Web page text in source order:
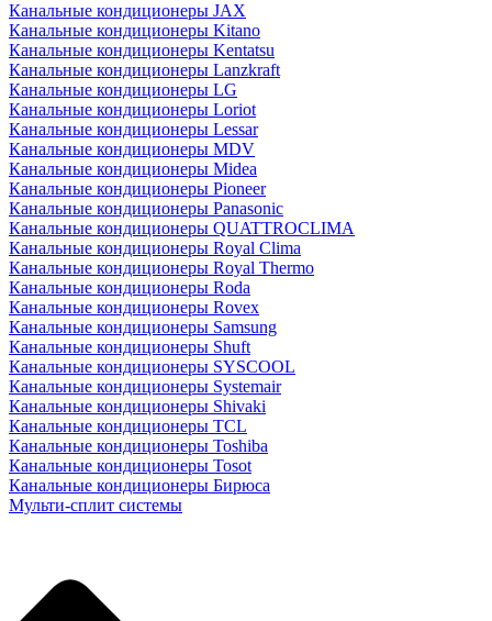
Канальные кондиционеры JAX
Канальные кондиционеры Kitano
Канальные кондиционеры Kentatsu
Канальные кондиционеры Lanzkraft
Канальные кондиционеры LG
Канальные кондиционеры Loriot
Канальные кондиционеры Lessar
Канальные кондиционеры MDV
Канальные кондиционеры Midea
Канальные кондиционеры Pioneer
Канальные кондиционеры Panasonic
Канальные кондиционеры QUATTROCLIMA
Канальные кондиционеры Royal Clima
Канальные кондиционеры Royal Thermo
Канальные кондиционеры Roda
Канальные кондиционеры Rovex
Канальные кондиционеры Samsung
Канальные кондиционеры Shuft
Канальные кондиционеры SYSCOOL
Канальные кондиционеры Systemair
Канальные кондиционеры Shivaki
Канальные кондиционеры TCL
Канальные кондиционеры Toshiba
Канальные кондиционеры Tosot
Канальные кондиционеры Бирюса
Мульти-сплит системы